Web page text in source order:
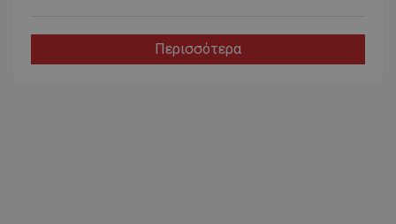
Περισσότερα